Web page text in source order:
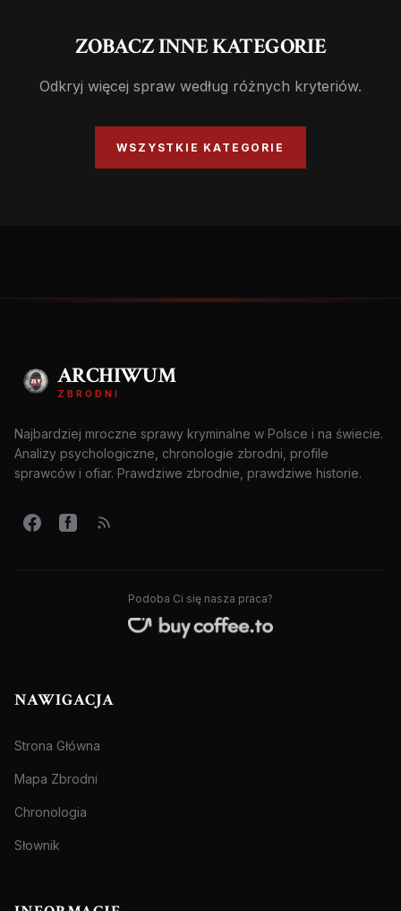
ZOBACZ INNE KATEGORIE
Odkryj więcej spraw według różnych kryteriów.
WSZYSTKIE KATEGORIE
ARCHIWUM
ZBRODNI
Najbardziej mroczne sprawy kryminalne w Polsce i na świecie.
Analizy psychologiczne, chronologie zbrodni, profile
sprawców i ofiar. Prawdziwe zbrodnie, prawdziwe historie.
Podoba Ci się nasza praca?
NAWIGACJA
Strona Główna
Mapa Zbrodni
Chronologia
Słownik